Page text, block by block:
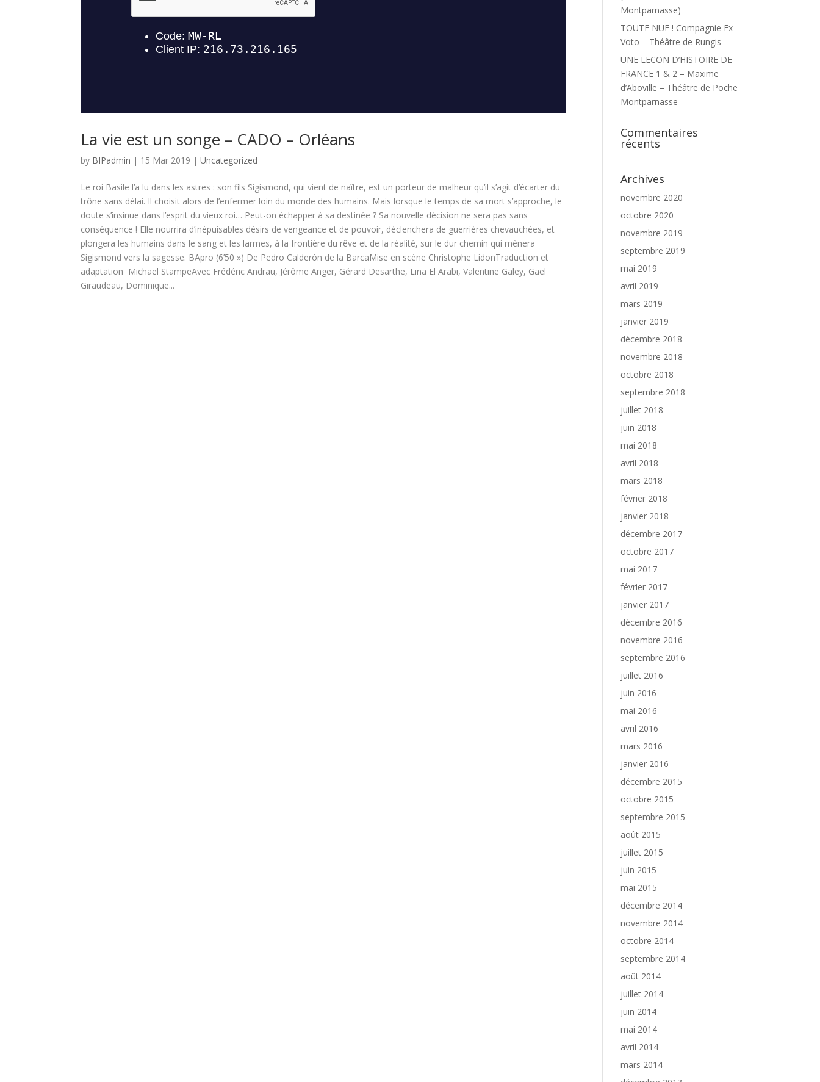
La vie est un songe – CADO – Orléans
by BIPadmin | 15 Mar 2019 | Uncategorized
Le roi Basile l’a lu dans les astres : son fils Sigismond, qui vient de naître, est un porteur de malheur qu’il s’agit d’écarter du
trône sans délai. Il choisit alors de l’enfermer loin du monde des humains. Mais lorsque le temps de sa mort s’approche, le
doute s’insinue dans l’esprit du vieux roi… Peut-on échapper à sa destinée ? Sa nouvelle décision ne sera pas sans
conséquence ! Elle nourrira d’inépuisables désirs de vengeance et de pouvoir, déclenchera de guerrières chevauchées, et
plongera les humains dans le sang et les larmes, à la frontière du rêve et de la réalité, sur le dur chemin qui mènera
Sigismond vers la sagesse. BApro (6’50 ») De Pedro Calderón de la BarcaMise en scène Christophe LidonTraduction et
adaptation Michael StampeAvec Frédéric Andrau, Jérôme Anger, Gérard Desarthe, Lina El Arabi, Valentine Galey, Gaël
Giraudeau, Dominique...
Montparnasse)
TOUTE NUE ! Compagnie Ex-
Voto – Théâtre de Rungis
UNE LECON D’HISTOIRE DE
FRANCE 1 & 2 – Maxime
d’Aboville – Théâtre de Poche
Montparnasse
Commentaires
récents
Archives
novembre 2020
octobre 2020
novembre 2019
septembre 2019
mai 2019
avril 2019
mars 2019
janvier 2019
décembre 2018
novembre 2018
octobre 2018
septembre 2018
juillet 2018
juin 2018
mai 2018
avril 2018
mars 2018
février 2018
janvier 2018
décembre 2017
octobre 2017
mai 2017
février 2017
janvier 2017
décembre 2016
novembre 2016
septembre 2016
juillet 2016
juin 2016
mai 2016
avril 2016
mars 2016
janvier 2016
décembre 2015
octobre 2015
septembre 2015
août 2015
juillet 2015
juin 2015
mai 2015
décembre 2014
novembre 2014
octobre 2014
septembre 2014
août 2014
juillet 2014
juin 2014
mai 2014
avril 2014
mars 2014